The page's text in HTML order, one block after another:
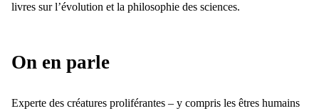
livres sur l’évolution et la philosophie des sciences.
On en parle
Experte des créatures proliférantes – y compris les êtres humains